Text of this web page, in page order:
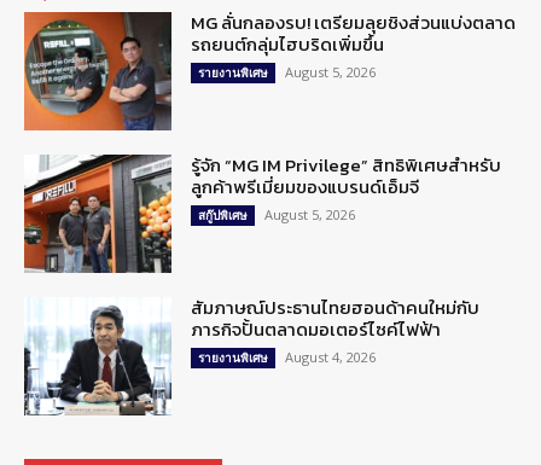
MG ลั่นกลองรบ! เตรียมลุยชิงส่วนแบ่งตลาด
รถยนต์กลุ่มไฮบริดเพิ่มขึ้น
รายงานพิเศษ August 5, 2026
รู้จัก “MG IM Privilege” สิทธิพิเศษสำหรับ
ลูกค้าพรีเมี่ยมของแบรนด์เอ็มจี
สกู๊ปพิเศษ August 5, 2026
สัมภาษณ์ประธานไทยฮอนด้าคนใหม่กับ
ภารกิจปั้นตลาดมอเตอร์ไซค์ไฟฟ้า
รายงานพิเศษ August 4, 2026